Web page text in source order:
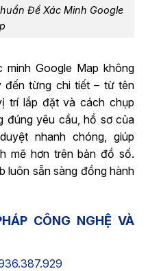
Để Xác Minh Google
minh Google Map không
từng chi tiết – từ tên
trí lắp đặt và cách chụp
đúng yêu cầu, hồ sơ của
nhanh chóng, giúp
mẽ hơn trên bản đồ số.
luôn sẵn sàng đồng hành
CÔNG NGHỆ VÀ